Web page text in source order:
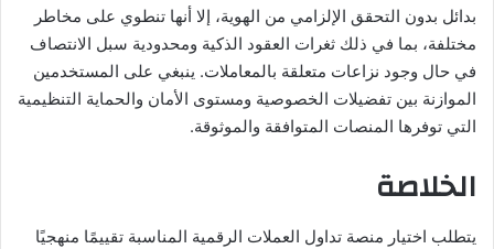
بدائل بدون التحقق الإلزامي من الهوية، إلا أنها تنطوي على مخاطر
مختلفة، بما في ذلك ثغرات العقود الذكية ومحدودية سبل الانتصاف
في حال وجود نزاعات متعلقة بالمعاملات. ينبغي على المستخدمين
الموازنة بين تفضيلات الخصوصية ومستوى الأمان والحماية التنظيمية
التي توفرها المنصات المتوافقة والموثوقة.
الخلاصة
يتطلب اختيار منصة تداول العملات الرقمية المناسبة تقييمًا منهجيًا